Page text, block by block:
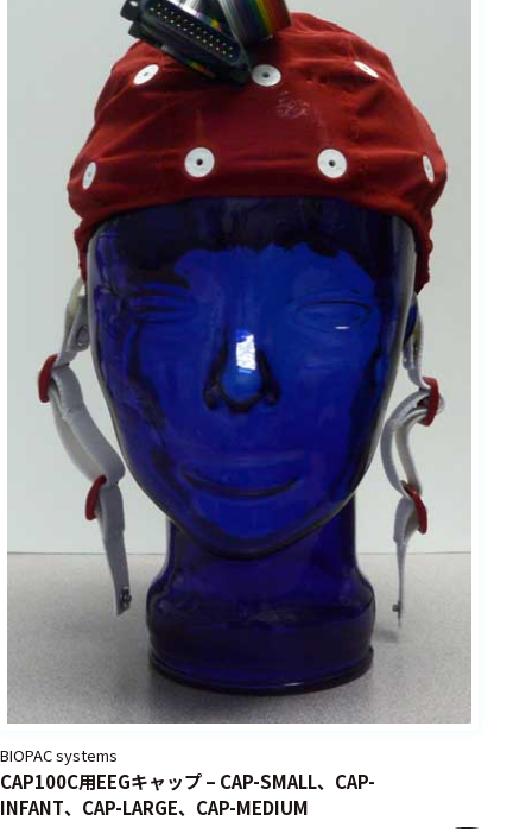
BIOPAC systems
CAP100C用EEGキャップ – CAP-SMALL、CAP-
INFANT、CAP-LARGE、CAP-MEDIUM